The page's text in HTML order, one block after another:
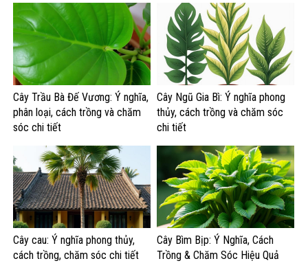
Cây Trầu Bà Đế Vương: Ý nghĩa,
phân loại, cách trồng và chăm
sóc chi tiết
Cây Ngũ Gia Bì: Ý nghĩa phong
thủy, cách trồng và chăm sóc
chi tiết
Cây cau: Ý nghĩa phong thủy,
cách trồng, chăm sóc chi tiết
Cây Bìm Bịp: Ý Nghĩa, Cách
Trồng & Chăm Sóc Hiệu Quả